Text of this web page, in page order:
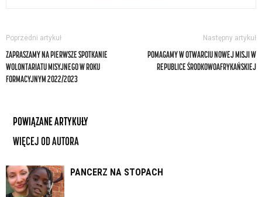
Poprzedni artykuł
ZAPRASZAMY NA PIERWSZE SPOTKANIE
WOLONTARIATU MISYJNEGO W ROKU
FORMACYJNYM 2022/2023
Następny artykuł
POMAGAMY W OTWARCIU NOWEJ MISJI W
REPUBLICE ŚRODKOWOAFRYKAŃSKIEJ
POWIĄZANE ARTYKUŁY
WIĘCEJ OD AUTORA
PANCERZ NA STOPACH